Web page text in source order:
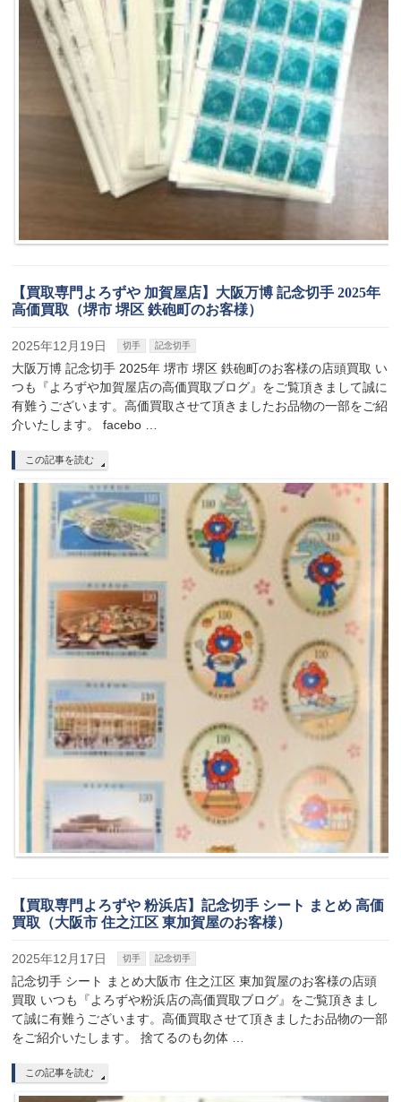
【買取専門よろずや 加賀屋店】大阪万博 記念切手 2025年
高価買取（堺市 堺区 鉄砲町のお客様）
2025年12月19日 切手 記念切手
大阪万博 記念切手 2025年 堺市 堺区 鉄砲町のお客様の店頭買取 い
つも『よろずや加賀屋店の高価買取ブログ』をご覧頂きまして誠に
有難うございます。高価買取させて頂きましたお品物の一部をご紹
介いたします。 facebo …
この記事を読む
【買取専門よろずや 粉浜店】記念切手 シート まとめ 高価
買取（大阪市 住之江区 東加賀屋のお客様）
2025年12月17日 切手 記念切手
記念切手 シート まとめ大阪市 住之江区 東加賀屋のお客様の店頭
買取 いつも『よろずや粉浜店の高価買取ブログ』をご覧頂きまし
て誠に有難うございます。高価買取させて頂きましたお品物の一部
をご紹介いたします。 捨てるのも勿体 …
この記事を読む